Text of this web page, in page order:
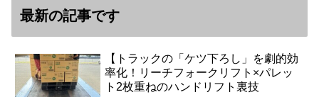
最新の記事です
【トラックの「ケツ下ろし」を劇的効
率化！リーチフォークリフト×パレッ
ト2枚重ねのハンドリフト裏技